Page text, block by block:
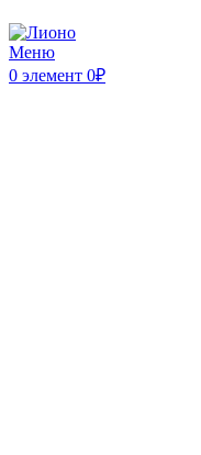
Меню
0 элемент 0₽